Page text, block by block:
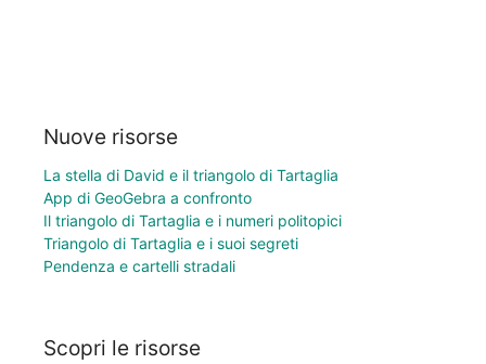
Nuove risorse
La stella di David e il triangolo di Tartaglia
App di GeoGebra a confronto
Il triangolo di Tartaglia e i numeri politopici
Triangolo di Tartaglia e i suoi segreti
Pendenza e cartelli stradali
Scopri le risorse